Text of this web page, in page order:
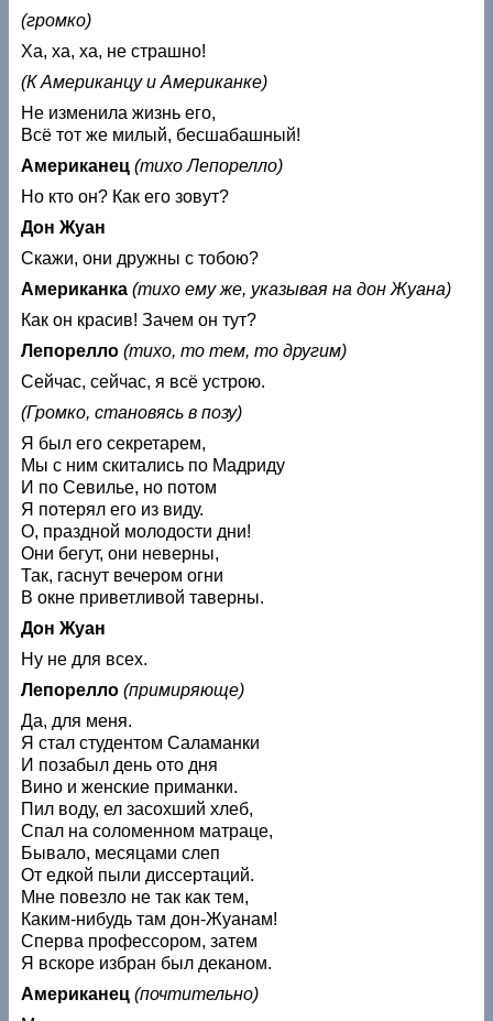
(громко)
Ха, ха, ха, не страшно!
(К Американцу и Американке)
Не изменила жизнь его,
Всё тот же милый, бесшабашный!
Американец (тихо Лепорелло)
Но кто он? Как его зовут?
Дон Жуан
Скажи, они дружны с тобою?
Американка (тихо ему же, указывая на дон Жуана)
Как он красив! Зачем он тут?
Лепорелло (тихо, то тем, то другим)
Сейчас, сейчас, я всё устрою.
(Громко, становясь в позу)
Я был его секретарем,
Мы с ним скитались по Мадриду
И по Севилье, но потом
Я потерял его из виду.
О, праздной молодости дни!
Они бегут, они неверны,
Так, гаснут вечером огни
В окне приветливой таверны.
Дон Жуан
Ну не для всех.
Лепорелло (примиряюще)
Да, для меня.
Я стал студентом Саламанки
И позабыл день ото дня
Вино и женские приманки.
Пил воду, ел засохший хлеб,
Спал на соломенном матраце,
Бывало, месяцами слеп
От едкой пыли диссертаций.
Мне повезло не так как тем,
Каким-нибудь там дон-Жуанам!
Сперва профессором, затем
Я вскоре избран был деканом.
Американец (почтительно)